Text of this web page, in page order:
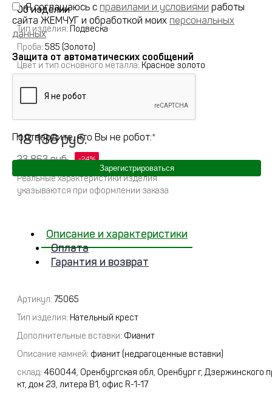
Об изделии
Тип изделия: Подвеска
Проба: 585 (Золото)
Цвет и тип основного металла: Красное золото
Полное описание
18 136 руб.
23 863 руб.
Реальные характеристики изделия
указываются при оформлении заказа
Описание и характеристики
Оплата
Гарантия и возврат
Артикул: 75065
Тип изделия: Нательный крест
Дополнительные вставки: Фианит
Описание камней: фианит (недрагоценные вставки)
склад: 460044, Оренбургская обл, Оренбург г, Дзержинского
кт, дом 23, литера В1, офис R-1-17
Я соглашаюсь с правилами и условиями работы
сайта ЖЕМЧУГ и обработкой моих персональных
данных
Защита от автоматических сообщений
Подтвердите, что Вы не робот:*
Зарегистрироваться